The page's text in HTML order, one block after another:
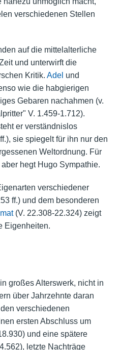
verschiedenen Stellen
auf die mittelalterliche
und unterwirft die
Kritik. Adel und
wie die habgierigen
Gebaren nachahmen (v.
V. 1.459-1.712).
er verständnislos
sie spiegelt für ihn nur den
Weltordnung. Für
hegt Hugo Sympathie.
verschiedener
ff.) und dem besonderen
(V. 22.308-22.324) zeigt
Eigenheiten.
großes Alterswerk, nicht in
über Jahrzehnte daran
verschiedenen
ersten Abschluss um
und eine spätere
letzte Nachträge